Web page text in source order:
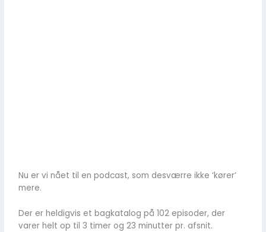
Nu er vi nået til en podcast, som desværre ikke ‘kører’
mere.
Der er heldigvis et bagkatalog på 102 episoder, der
varer helt op til 3 timer og 23 minutter pr. afsnit.